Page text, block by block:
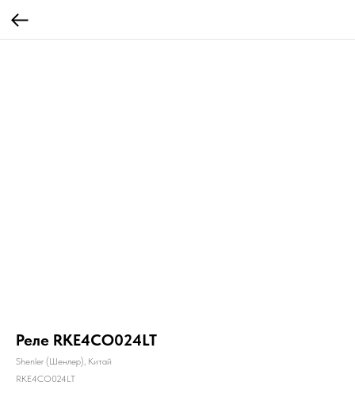
Реле RKE4CO024LT
Shenler (Шенлер), Китай
RKE4CO024LT